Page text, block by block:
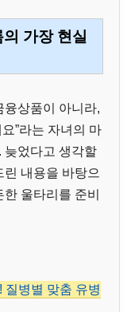
가장 현실
융상품이 아니라,
”라는 자녀의 마
늦었다고 생각할
내용을 바탕으
울타리를 준비
질병별 맞춤 유병